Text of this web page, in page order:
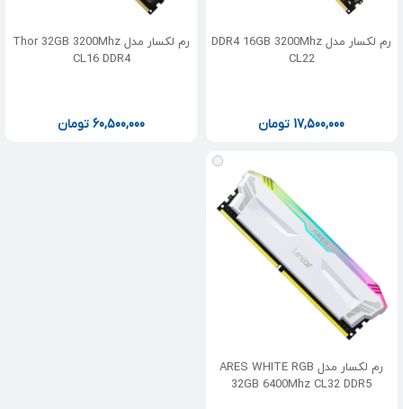
رم لکسار مدل DDR4 16GB 3200Mhz
CL22
17,500,000 تومان
رم لکسار مدل Thor 32GB 3200Mhz
CL16 DDR4
60,500,000تومان
رم لکسار مدل ARES WHITE RGB
32GB 6400Mhz CL32 DDR5